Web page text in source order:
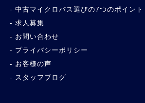
中古マイクロバス選びの7つのポイント
求人募集
お問い合わせ
プライバシーポリシー
お客様の声
スタッフブログ